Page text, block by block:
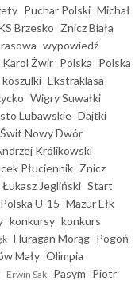
Puchar Polski Michał
Brzesko Znicz Biała
wypowiedź
Karol Żwir Polska Polska
koszulki Ekstraklasa
Wigry Suwałki
Lubawskie Dajtki
Świt Nowy Dwór
Królikowski
Płuciennik Znicz
Łukasz Jegliński Start
Polska U-15 Mazur Ełk
konkursy konkurs
Huragan Morąg Pogoń
Mały Olimpia
Erwin Sak Pasym Piotr